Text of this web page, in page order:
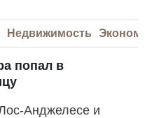
Недвижимость
попал в
Анджелесе и